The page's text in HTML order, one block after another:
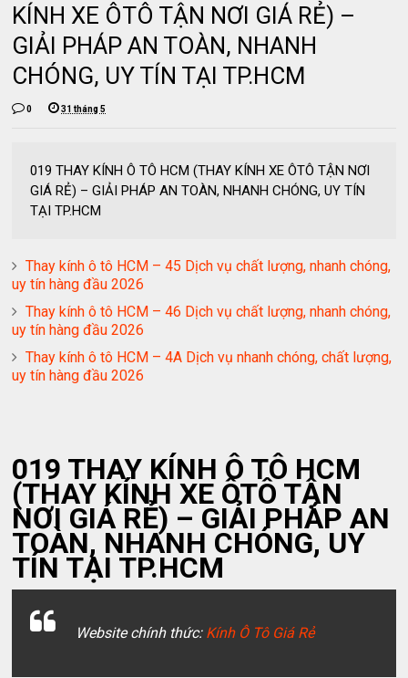
KÍNH XE ÔTÔ TẬN NƠI GIÁ RẺ) –
GIẢI PHÁP AN TOÀN, NHANH
CHÓNG, UY TÍN TẠI TP.HCM
0 31 tháng 5
019 THAY KÍNH Ô TÔ HCM (THAY KÍNH XE ÔTÔ TẬN NƠI
GIÁ RẺ) – GIẢI PHÁP AN TOÀN, NHANH CHÓNG, UY TÍN
TẠI TP.HCM
Thay kính ô tô HCM – 45 Dịch vụ chất lượng, nhanh chóng,
uy tín hàng đầu 2026
Thay kính ô tô HCM – 46 Dịch vụ chất lượng, nhanh chóng,
uy tín hàng đầu 2026
Thay kính ô tô HCM – 4A Dịch vụ nhanh chóng, chất lượng,
uy tín hàng đầu 2026
019 THAY KÍNH Ô TÔ HCM
(THAY KÍNH XE ÔTÔ TẬN
NƠI GIÁ RẺ) – GIẢI PHÁP AN
TOÀN, NHANH CHÓNG, UY
TÍN TẠI TP.HCM
Website chính thức: Kính Ô Tô Giá Rẻ